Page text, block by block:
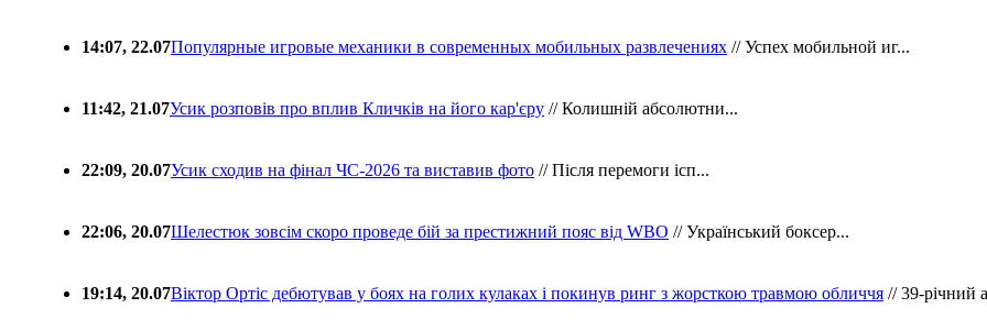
14:07, 22.07Популярные игровые механики в современных мобильных развлечениях // Успех мобильной иг...
11:42, 21.07Усик розповів про вплив Кличків на його кар'єру // Колишній абсолютни...
22:09, 20.07Усик сходив на фінал ЧС-2026 та виставив фото // Після перемоги ісп...
22:06, 20.07Шелестюк зовсім скоро проведе бій за престижний пояс від WBO // Український боксер...
19:14, 20.07Віктор Ортіс дебютував у боях на голих кулаках і покинув ринг з жорсткою травмою обличчя // 39-річний